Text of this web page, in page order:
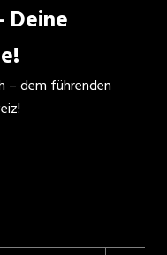
Deine
– dem führenden